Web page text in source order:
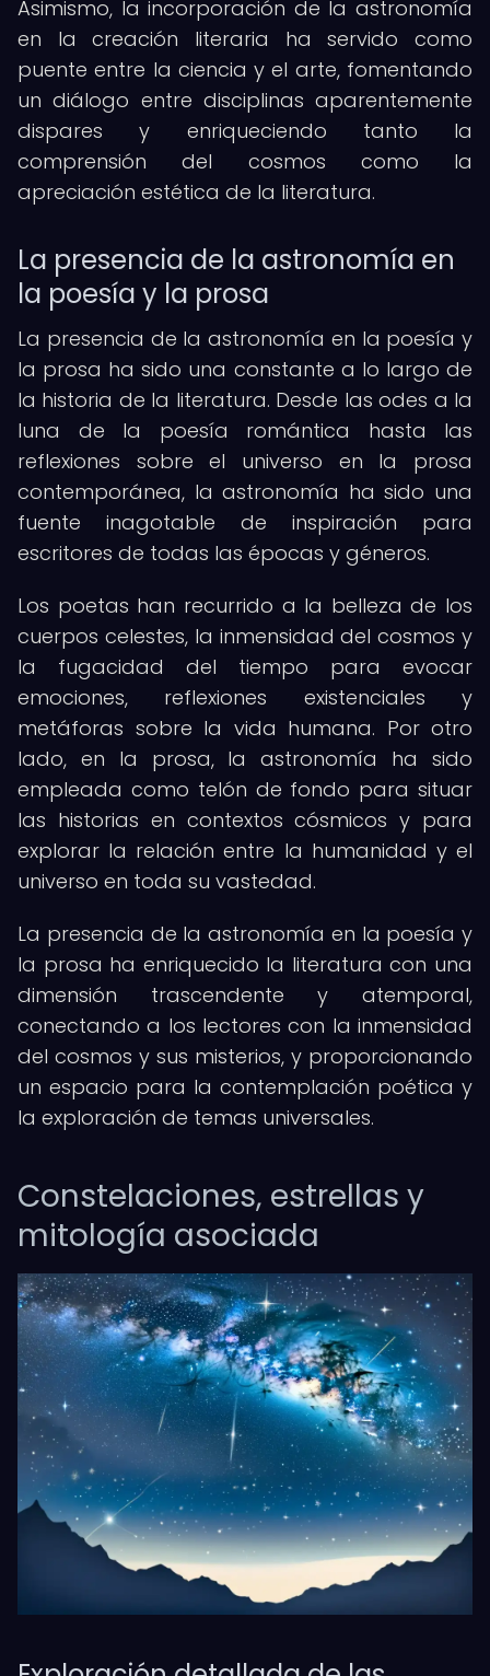
Asimismo, la incorporación de la astronomía
en la creación literaria ha servido como
puente entre la ciencia y el arte, fomentando
un diálogo entre disciplinas aparentemente
dispares y enriqueciendo tanto la
comprensión del cosmos como la
apreciación estética de la literatura.
La presencia de la astronomía en
la poesía y la prosa
La presencia de la astronomía en la poesía y
la prosa ha sido una constante a lo largo de
la historia de la literatura. Desde las odes a la
luna de la poesía romántica hasta las
reflexiones sobre el universo en la prosa
contemporánea, la astronomía ha sido una
fuente inagotable de inspiración para
escritores de todas las épocas y géneros.
Los poetas han recurrido a la belleza de los
cuerpos celestes, la inmensidad del cosmos y
la fugacidad del tiempo para evocar
emociones, reflexiones existenciales y
metáforas sobre la vida humana. Por otro
lado, en la prosa, la astronomía ha sido
empleada como telón de fondo para situar
las historias en contextos cósmicos y para
explorar la relación entre la humanidad y el
universo en toda su vastedad.
La presencia de la astronomía en la poesía y
la prosa ha enriquecido la literatura con una
dimensión trascendente y atemporal,
conectando a los lectores con la inmensidad
del cosmos y sus misterios, y proporcionando
un espacio para la contemplación poética y
la exploración de temas universales.
Constelaciones, estrellas y
mitología asociada